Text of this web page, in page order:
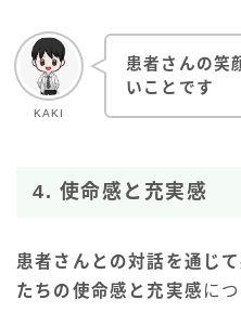
KAKI
患者さんの笑
いことです
4. 使命感と充実感
患者さんとの対話を通じ
たちの使命感と充実感 に